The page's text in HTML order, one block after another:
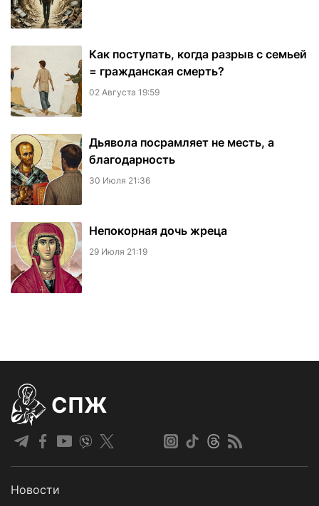
Как поступать, когда разрыв с семьей
= гражданская смерть?
02 Августа 19:59
Дьявола посрамляет не месть, а
благодарность
30 Июля 21:36
Непокорная дочь жреца
29 Июля 21:19
СПЖ
Новости